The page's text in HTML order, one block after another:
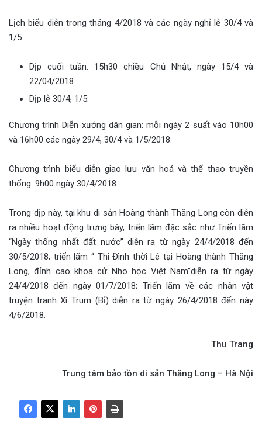
Lịch biểu diễn trong tháng 4/2018 và các ngày nghỉ lễ 30/4 và
1/5:
Dịp cuối tuần: 15h30 chiều Chủ Nhật, ngày 15/4 và
22/04/2018.
Dịp lễ 30/4, 1/5:
Chương trình Diễn xướng dân gian: mỗi ngày 2 suất vào 10h00
và 16h00 các ngày 29/4, 30/4 và 1/5/2018.
Chương trình biểu diễn giao lưu văn hoá và thể thao truyền
thống: 9h00 ngày 30/4/2018.
Trong dịp này, tại khu di sản Hoàng thành Thăng Long còn diễn
ra nhiều hoạt động trưng bày, triển lãm đặc sắc như Triển lãm
“Ngày thống nhất đất nước” diễn ra từ ngày 24/4/2018 đến
30/5/2018; triển lãm “ Thi Đình thời Lê tại Hoàng thành Thăng
Long, đỉnh cao khoa cử Nho học Việt Nam”diễn ra từ ngày
24/4/2018 đến ngày 01/7/2018; Triển lãm về các nhân vật
truyện tranh Xì Trum (Bỉ) diễn ra từ ngày 26/4/2018 đến này
4/6/2018.
Thu Trang
Trung tâm bảo tồn di sản Thăng Long – Hà Nội